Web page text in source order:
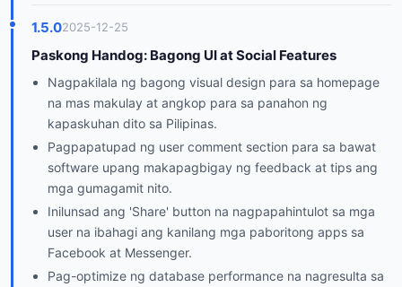
1.5.02025-12-25
Paskong Handog: Bagong UI at Social Features
Nagpakilala ng bagong visual design para sa homepage
na mas makulay at angkop para sa panahon ng
kapaskuhan dito sa Pilipinas.
Pagpapatupad ng user comment section para sa bawat
software upang makapagbigay ng feedback at tips ang
mga gumagamit nito.
Inilunsad ang 'Share' button na nagpapahintulot sa mga
user na ibahagi ang kanilang mga paboritong apps sa
Facebook at Messenger.
Pag-optimize ng database performance na nagresulta sa